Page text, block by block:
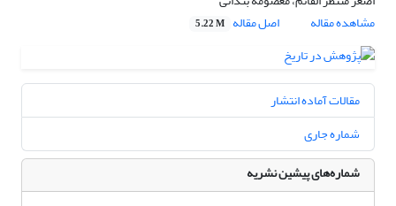
مشاهده مقاله
اصل مقاله 5.22 M
مقالات آماده انتشار
شماره جاری
شماره‌های پیشین نشریه